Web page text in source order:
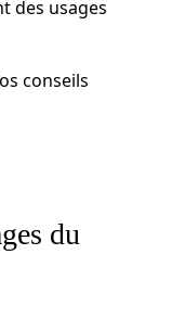
des usages
conseils
du